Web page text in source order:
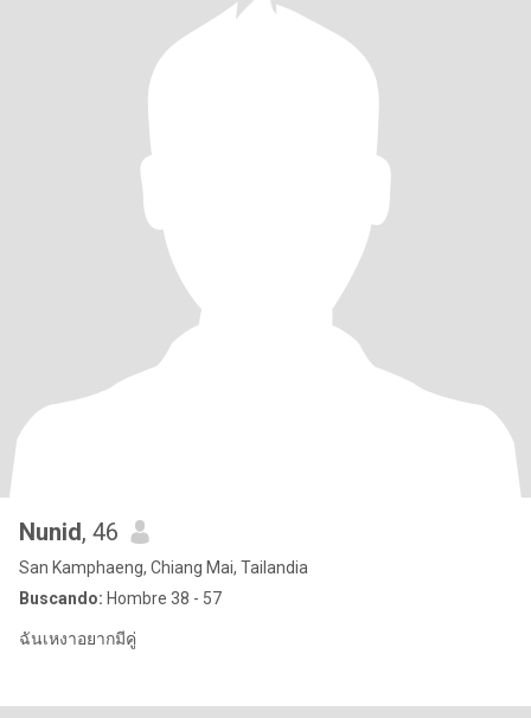
Nunid, 46
San Kamphaeng, Chiang Mai, Tailandia
Buscando: Hombre 38 - 57
ฉันเหงาอยากมีคู่